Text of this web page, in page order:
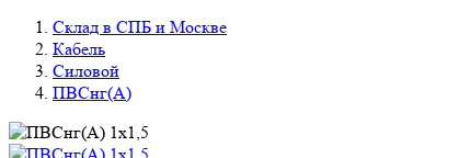
Склад в СПБ и Москве
Кабель
Силовой
ПВСнг(А)